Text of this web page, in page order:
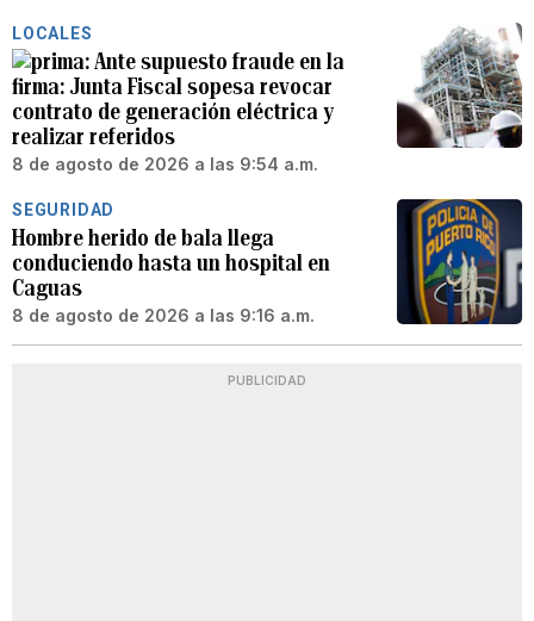
LOCALES
Ante supuesto fraude en la
firma: Junta Fiscal sopesa revocar
contrato de generación eléctrica y
realizar referidos
8 de agosto de 2026 a las 9:54 a.m.
SEGURIDAD
Hombre herido de bala llega
conduciendo hasta un hospital en
Caguas
8 de agosto de 2026 a las 9:16 a.m.
PUBLICIDAD